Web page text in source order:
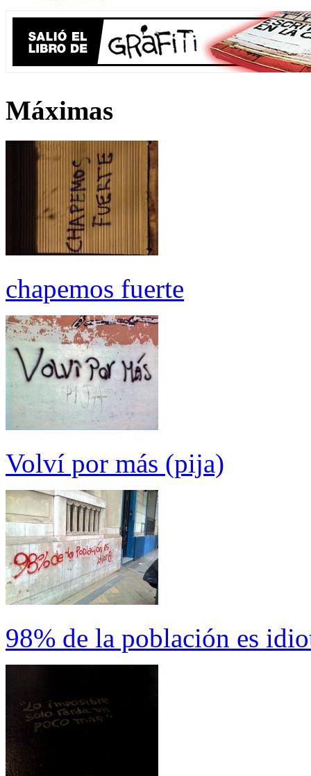
Máximas
chapemos fuerte
Volví por más (pija)
98% de la población es